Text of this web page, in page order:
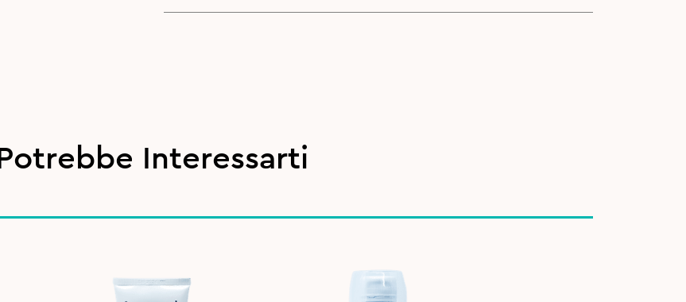
Potrebbe Interessarti